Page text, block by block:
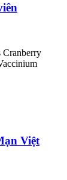
Cranberry
Việt